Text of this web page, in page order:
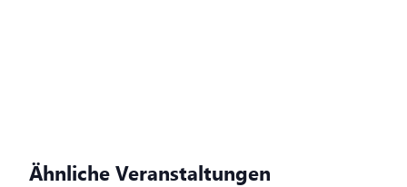
Ähnliche Veranstaltungen